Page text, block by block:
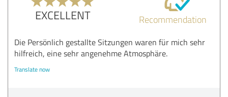
EXCELLENT Recommendation
Die Persönlich gestallte Sitzungen waren für mich sehr
hilfreich, eine sehr angenehme Atmosphäre.
Translate now